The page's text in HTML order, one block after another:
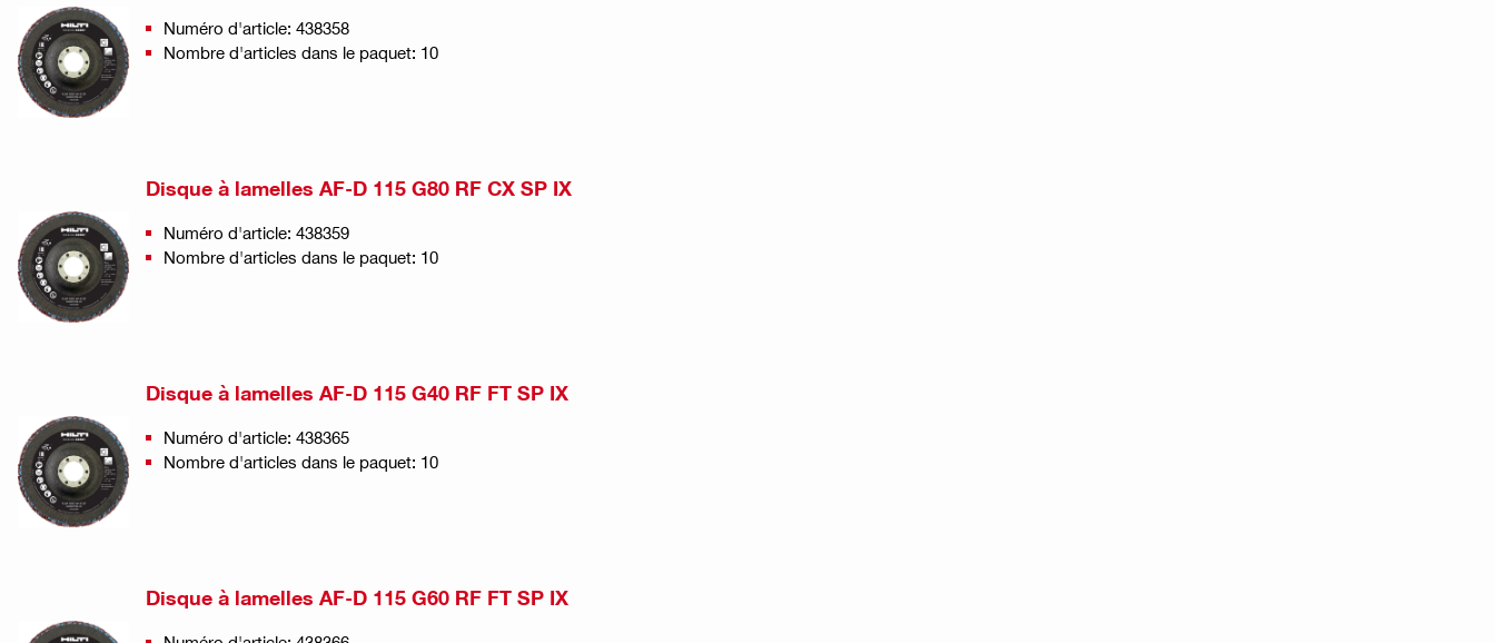
Numéro d'article: 438358
Nombre d'articles dans le paquet: 10
Disque à lamelles AF-D 115 G80 RF CX SP IX
Numéro d'article: 438359
Nombre d'articles dans le paquet: 10
Disque à lamelles AF-D 115 G40 RF FT SP IX
Numéro d'article: 438365
Nombre d'articles dans le paquet: 10
Disque à lamelles AF-D 115 G60 RF FT SP IX